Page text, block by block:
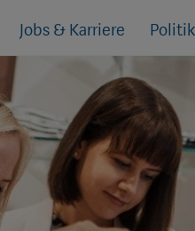
Jobs & Karriere Politik